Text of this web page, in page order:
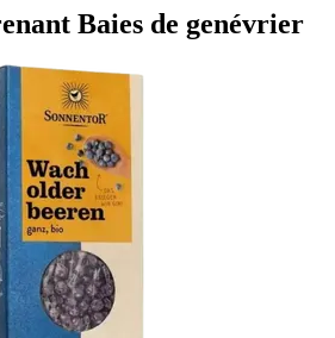
Baies de genévrier